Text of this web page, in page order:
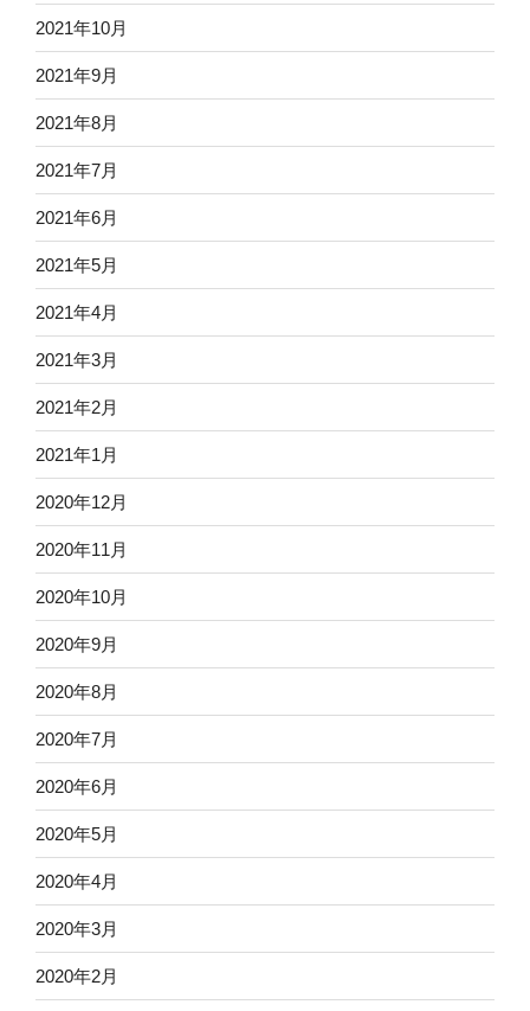
2021年10月
2021年9月
2021年8月
2021年7月
2021年6月
2021年5月
2021年4月
2021年3月
2021年2月
2021年1月
2020年12月
2020年11月
2020年10月
2020年9月
2020年8月
2020年7月
2020年6月
2020年5月
2020年4月
2020年3月
2020年2月